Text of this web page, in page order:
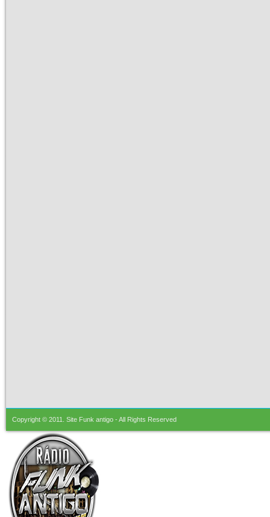
Copyright © 2011. Site Funk antigo - All Rights Reserved